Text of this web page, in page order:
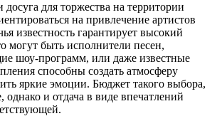
для торжества на территории
на привлечение артистов
известность гарантирует высокий
могут быть исполнители песен,
шоу-программ, или даже известные
способны создать атмосферу
яркие эмоции. Бюджет такого выбора,
и отдача в виде впечатлений